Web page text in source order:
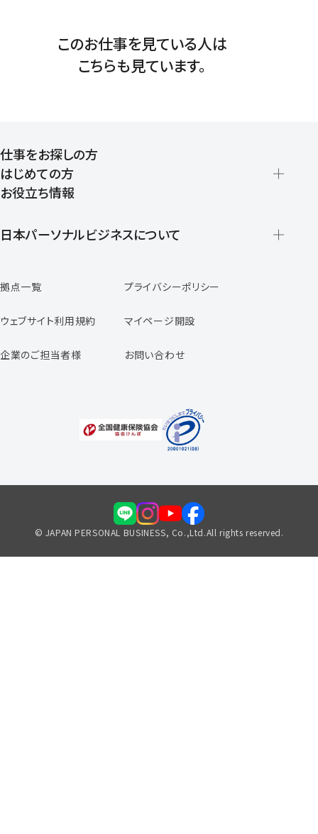
このお仕事を見ている人は
こちらも見ています。
仕事をお探しの方
はじめての方
登録から就業開始までの流れ
お役立ち情報
日本パーソナルビジネスについて
スタッフの声
専任コンサルタントの声
福利厚生のご案内
拠点一覧 プライバシーポリシー
ウェブサイト利用規約 マイページ開設
企業のご担当者様 お問い合わせ
© JAPAN PERSONAL BUSINESS, Co.,Ltd.All rights reserved.